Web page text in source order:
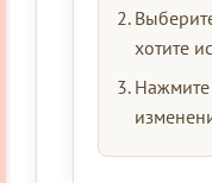
хотите
Нажмите